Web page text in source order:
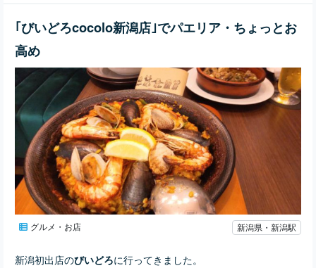
｢びいどろcocolo新潟店｣でパエリア・ちょっとお
高め
グルメ・お店 新潟県・新潟駅
新潟初出店のびいどろに行ってきました。